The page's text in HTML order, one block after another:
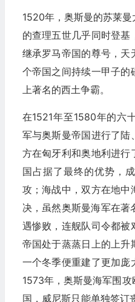
1520年，奥斯曼的苏莱
的查理五世几乎同时登
继承罗马帝国的尊号，
个帝国之间持续一甲子的
上著名的西土争霸。
在1521年至1580年的六
军与奥斯曼帝国进行了陆
方在匈牙利和奥地利进行
国占据了最终的优势，
攻；海战中，双方在地
决，虽然奥斯曼海军在著
遇惨败，连舰队司令都被
帝国处于蒸蒸日上的上升
一个冬季便重建了更加庞
1573年，奥斯曼海军围
国，威尼斯只能单独签订